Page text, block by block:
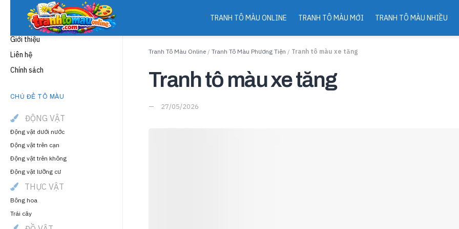
THÔNG TIN
Giới thiệu
Liên hệ
Chính sách
CHỦ ĐỀ TÔ MÀU
ĐỘNG VẬT
Động vật dưới nước
Động vật trên cạn
Động vật trên không
Động vật lưỡng cư
THỰC VẬT
Bông hoa
Trái cây
TRANH TÔ MÀU ONLINE TRANH TÔ MÀU MỚI TRANH TÔ MÀU NHIỀU
Tranh Tô Màu Online / Tranh Tô Màu Phương Tiện / Tranh tô màu xe tăng
Tranh tô màu xe tăng
27/05/2026